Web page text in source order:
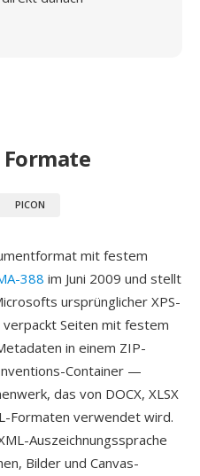
PICON
mit festem
388 im Juni 2009 und stellt
ursprünglicher XPS-
Seiten mit festem
in einem ZIP-
Container —
das von DOCX, XLSX
Formaten verwendet wird.
Auszeichnungssprache
Bilder und Canvas-